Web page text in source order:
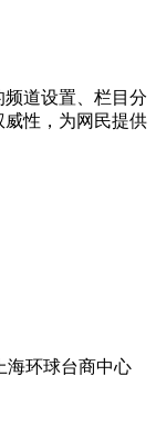
道设置、栏目分
性，为网民提供
海环球台商中心